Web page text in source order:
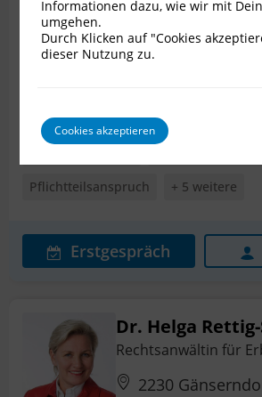
3500 Krems
Schenkungen Erbstreit
Pflichtteilsanspruch
+ 5 weitere
Erstgespräch
Dr. Helga
Rechtsanwältin für
2230
Informationen dazu, wie wir mit
umgehen.
Durch Klicken auf "Cookies
dieser Nutzung zu.
Cookies akzeptieren